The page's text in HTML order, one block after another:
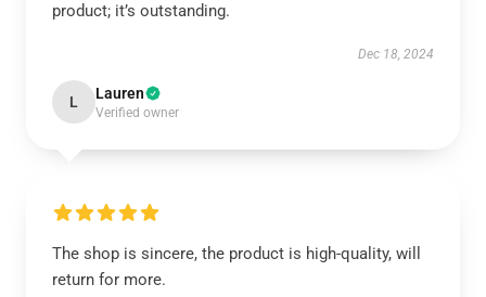
product; it’s outstanding.
Dec 18, 2024
L Lauren
Verified owner
The shop is sincere, the product is high-quality, will
return for more.